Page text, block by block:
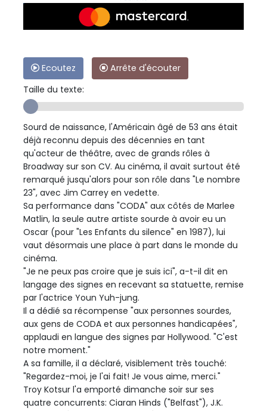
Ecoutez
Arrête d'écouter
Taille du texte:
Sourd de naissance, l'Américain âgé de 53 ans était
déjà reconnu depuis des décennies en tant
qu'acteur de théâtre, avec de grands rôles à
Broadway sur son CV. Au cinéma, il avait surtout été
remarqué jusqu'alors pour son rôle dans "Le nombre
23", avec Jim Carrey en vedette.
Sa performance dans "CODA" aux côtés de Marlee
Matlin, la seule autre artiste sourde à avoir eu un
Oscar (pour "Les Enfants du silence" en 1987), lui
vaut désormais une place à part dans le monde du
cinéma.
"Je ne peux pas croire que je suis ici", a-t-il dit en
langage des signes en recevant sa statuette, remise
par l'actrice Youn Yuh-jung.
Il a dédié sa récompense "aux personnes sourdes,
aux gens de CODA et aux personnes handicapées",
applaudi en langue des signes par Hollywood. "C'est
notre moment."
A sa famille, il a déclaré, visiblement très touché:
"Regardez-moi, je l'ai fait! Je vous aime, merci."
Troy Kotsur l'a emporté dimanche soir sur ses
quatre concurrents: Ciaran Hinds ("Belfast"), J.K.